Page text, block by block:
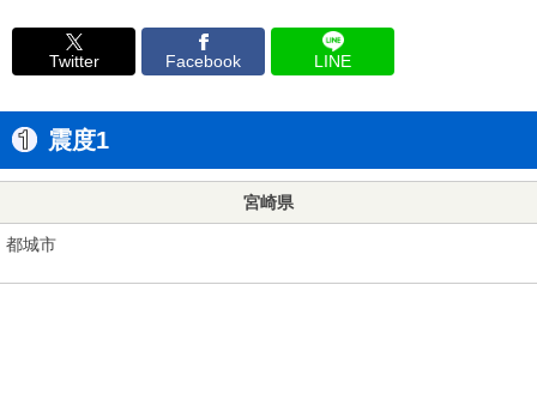
Twitter Facebook LINE
震度1
宮崎県
都城市